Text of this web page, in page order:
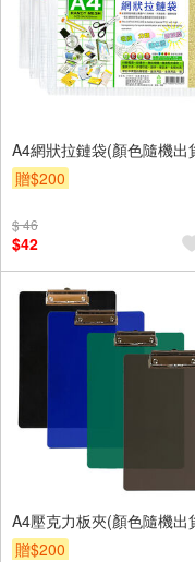
A4網狀拉鏈袋(顏色隨機出
贈$200
$ 46
$42
A4壓克力板夾(顏色隨機出
贈$200